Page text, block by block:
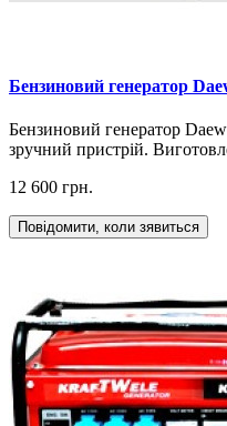
Бензиновий генератор
Бензиновий генератор
зручний пристрій.
12 600 грн.
Повідомити, коли зявиться